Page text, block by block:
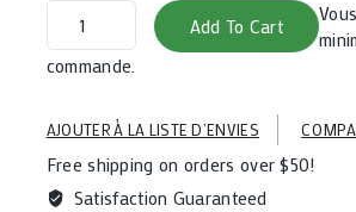
long
d'Asie
20KG
quantity
Add To Cart
commande.
AJOUTER À LA LISTE D’ENVIES
Free shipping on orders over $50!
Satisfaction Guaranteed